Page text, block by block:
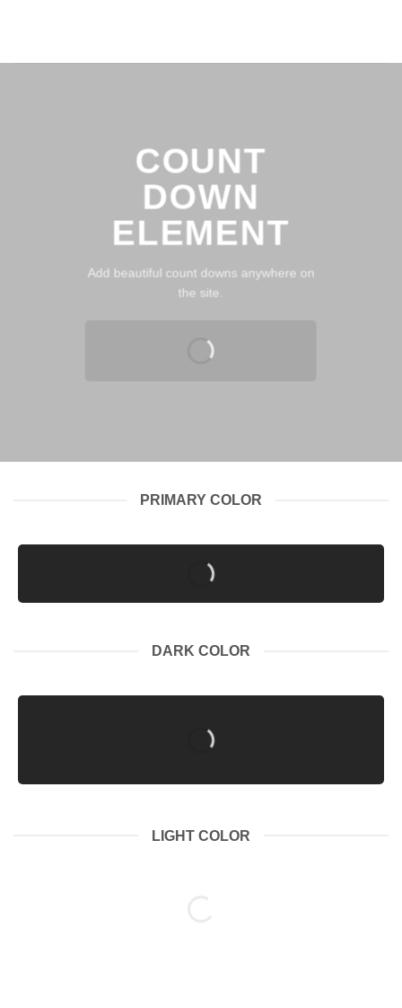
COUNT
DOWN
ELEMENT
Add beautiful count downs anywhere on
the site.
PRIMARY COLOR
DARK COLOR
LIGHT COLOR